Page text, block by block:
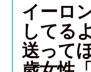
イーロ
してる
送って